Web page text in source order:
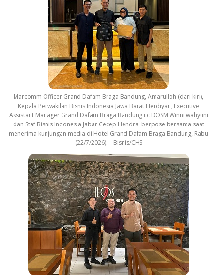
Marcomm Officer Grand Dafam Braga Bandung, Amarulloh (dari kiri),
Kepala Perwakilan Bisnis Indonesia Jawa Barat Herdiyan, Executive
Assistant Manager Grand Dafam Braga Bandung i.c DOSM Winni wahyuni
dan Staf Bisnis Indonesia Jabar Cecep Hendra, berpose bersama saat
menerima kunjungan media di Hotel Grand Dafam Braga Bandung, Rabu
(22/7/2026). – Bisnis/CHS